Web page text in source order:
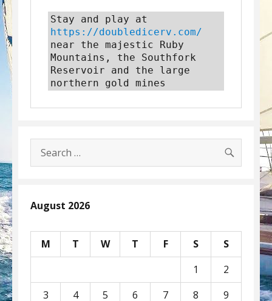
https://doubledicerv.com/
near the majestic Ruby
Mountains, the Southfork
Reservoir and the large
northern gold mines
Search
for:
August 2026
M T W T F S
S
1
2
3
4 5 6 7 8
9